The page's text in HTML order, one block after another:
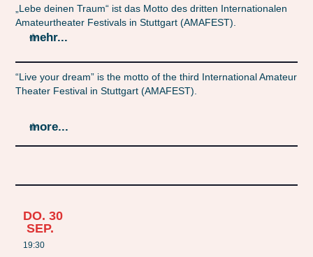
„Lebe deinen Traum“ ist das Motto des dritten Internationalen
Amateurtheater Festivals in Stuttgart (AMAFEST).
mehr...
“Live your dream” is the motto of the third International Amateur
Theater Festival in Stuttgart (AMAFEST).
more...
DO. 30
SEP.
19:30